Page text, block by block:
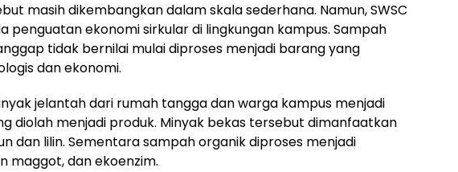
masih dikembangkan dalam skala sederhana. Namun, SWSC
penguatan ekonomi sirkular di lingkungan kampus. Sampah
tidak bernilai mulai diproses menjadi barang yang
dan ekonomi.
jelantah dari rumah tangga dan warga kampus menjadi
diolah menjadi produk. Minyak bekas tersebut dimanfaatkan
dan lilin. Sementara sampah organik diproses menjadi
maggot, dan ekoenzim.